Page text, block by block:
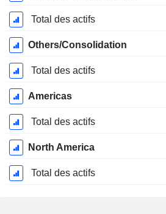
Total des actifs
Others/Consolidation
Total des actifs
Americas
Total des actifs
North America
Total des actifs